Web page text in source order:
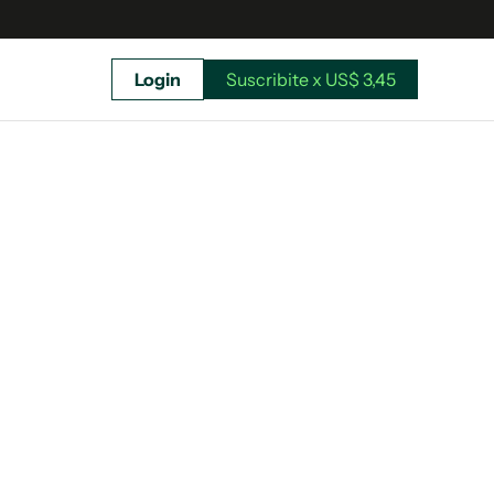
Login Suscribite x US$ 3,45